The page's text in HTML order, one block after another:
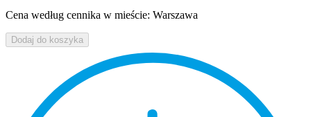
Cena według cennika w mieście: Warszawa
Dodaj do koszyka